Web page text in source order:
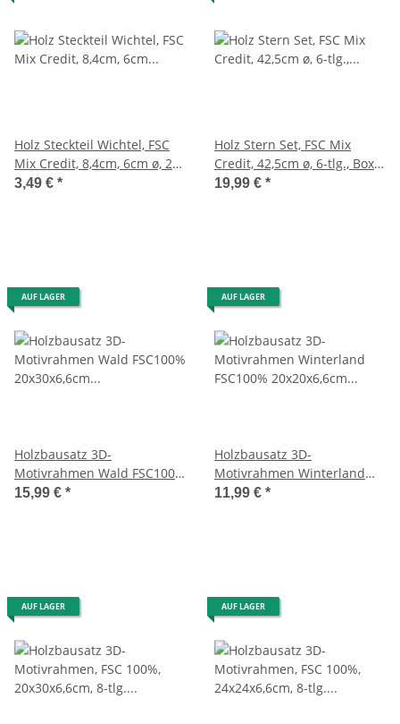
Holz Steckteil Wichtel, FSC
Mix Credit, 8,4cm, 6cm ø, 2
Set, natur
3,49 € *
Holz Stern Set, FSC Mix
Credit, 42,5cm ø, 6-tlg., Box
1Set, natur
19,99 € *
AUF LAGER
Holzbausatz 3D-
Motivrahmen Wald FSC100%
20x30x6,6cm 15-tlg. 1Set
15,99 € *
AUF LAGER
Holzbausatz 3D-
Motivrahmen Winterland
FSC100% 20x20x6,6cm 14-tlg
11,99 € *
AUF LAGER AUF LAGER